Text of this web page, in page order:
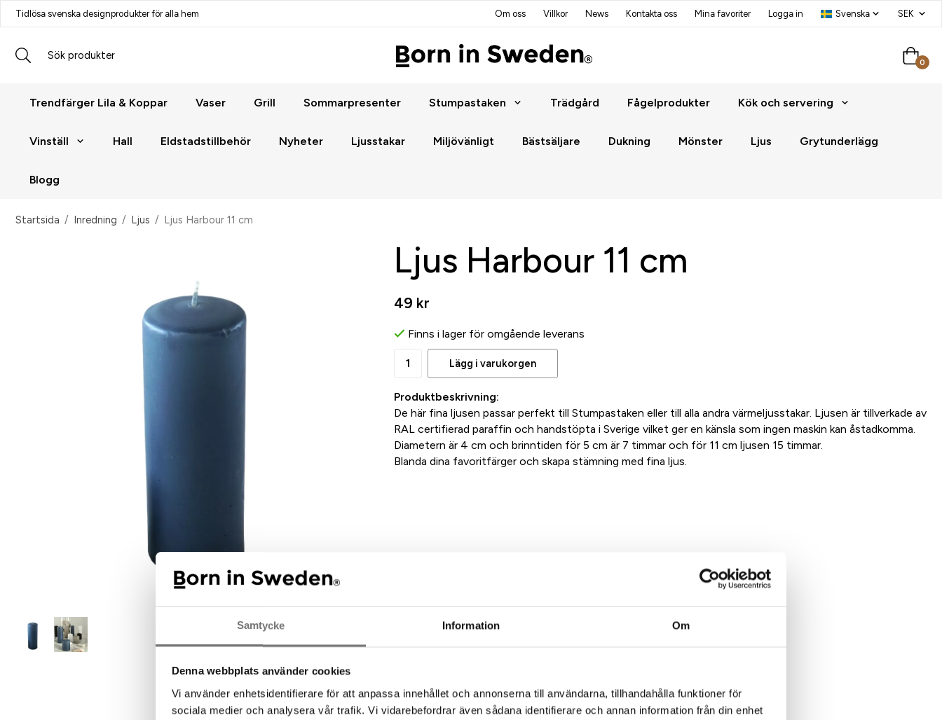
Samtycke Information Om
Denna webbplats använder cookies
Vi använder enhetsidentifierare för att anpassa innehållet och annonserna till användarna, tillhandahålla funktioner för
sociala medier och analysera vår trafik. Vi vidarebefordrar även sådana identifierare och annan information från din enhet
Tidlösa svenska designprodukter för alla hem Om oss Villkor News Kontakta oss Mina favoriter Logga in
0
Trendfärger Lila & Koppar Vaser Grill Sommarpresenter Stumpastaken Trädgård Fågelprodukter Kök och servering
Vinställ Hall Eldstadstillbehör Nyheter Ljusstakar Miljövänligt Bästsäljare Dukning Mönster Ljus Grytunderlägg
Blogg
Startsida / Inredning / Ljus / Ljus Harbour 11 cm
Ljus Harbour 11 cm
49 kr
Finns i lager för omgående leverans
Lägg i varukorgen
Produktbeskrivning:
De här fina ljusen passar perfekt till Stumpastaken eller till alla andra värmeljusstakar. Ljusen är tillverkade av
RAL certifierad paraffin och handstöpta i Sverige vilket ger en känsla som ingen maskin kan åstadkomma.
Diametern är 4 cm och brinntiden för 5 cm är 7 timmar och för 11 cm ljusen 15 timmar.
Blanda dina favoritfärger och skapa stämning med fina ljus.